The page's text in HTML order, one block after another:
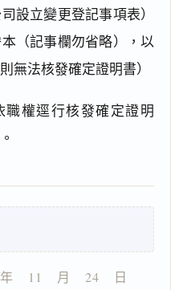
設立變更登記事項表）
（記事欄勿省略），以
無法核發確定證明書）
權逕行核發確定證明
11    月    24    日
閱讀 研究
複